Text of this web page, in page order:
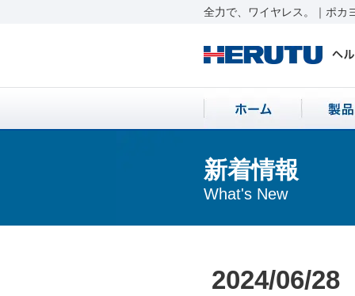
全力で、ワイヤレス。｜ポカ
新着情報
What's New
2024/06/28